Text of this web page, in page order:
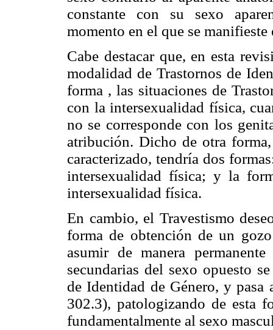
constante con su sexo
momento en el que se manifieste
Cabe destacar que, en esta
modalidad de Trastornos de
forma , las situaciones de
con la intersexualidad física,
no se corresponde con los
atribución. Dicho de otra
caracterizado, tendría dos
intersexualidad física; y la
intersexualidad física.
En cambio, el Travestismo
forma de obtención de un
asumir de manera
secundarias del sexo opuesto
de Identidad de Género, y
302.3), patologizando de esta
fundamentalmente al sexo